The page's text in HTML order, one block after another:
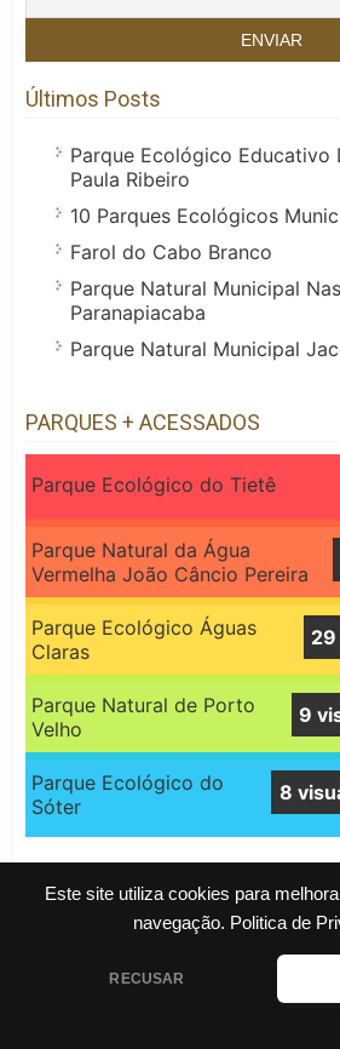
Este site utiliza cookies para
navegação. Politica de
RECUSAR
Últimos Posts
Parque Ecológico Educativo
Paula Ribeiro
10 Parques Ecológicos
Farol do Cabo Branco
Parque Natural Municipal
Paranapiacaba
Parque Natural Municipal
PARQUES + ACESSADOS
Parque Ecológico do Tietê
Parque Natural da Água
Vermelha João Câncio Pereira
Parque Ecológico Águas
Claras
9
Parque Natural de Porto
Velho
8
Parque Ecológico do
Sóter